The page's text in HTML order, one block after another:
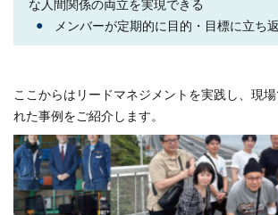
●
メンバーが定期的に目的・目標に立ち
ここからはリードマネジメントを実践し、現
れた事例をご紹介します。